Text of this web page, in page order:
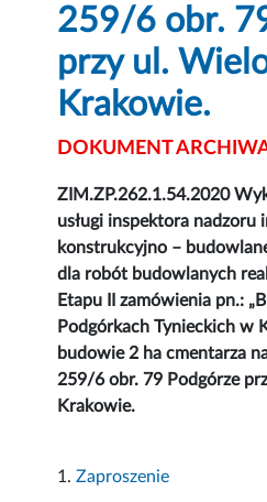
259/6 obr.
przy ul.
Krakowie.
DOKUMENT
ZIM.ZP.262.1.54.2020
usługi inspektora
konstrukcyjno –
dla robót budowlanych
Etapu II zamówienia pn.:
Podgórkach Tynieckich w
budowie 2 ha cmentarza
259/6 obr. 79 Podgórze
Krakowie.
1.Zaproszenie